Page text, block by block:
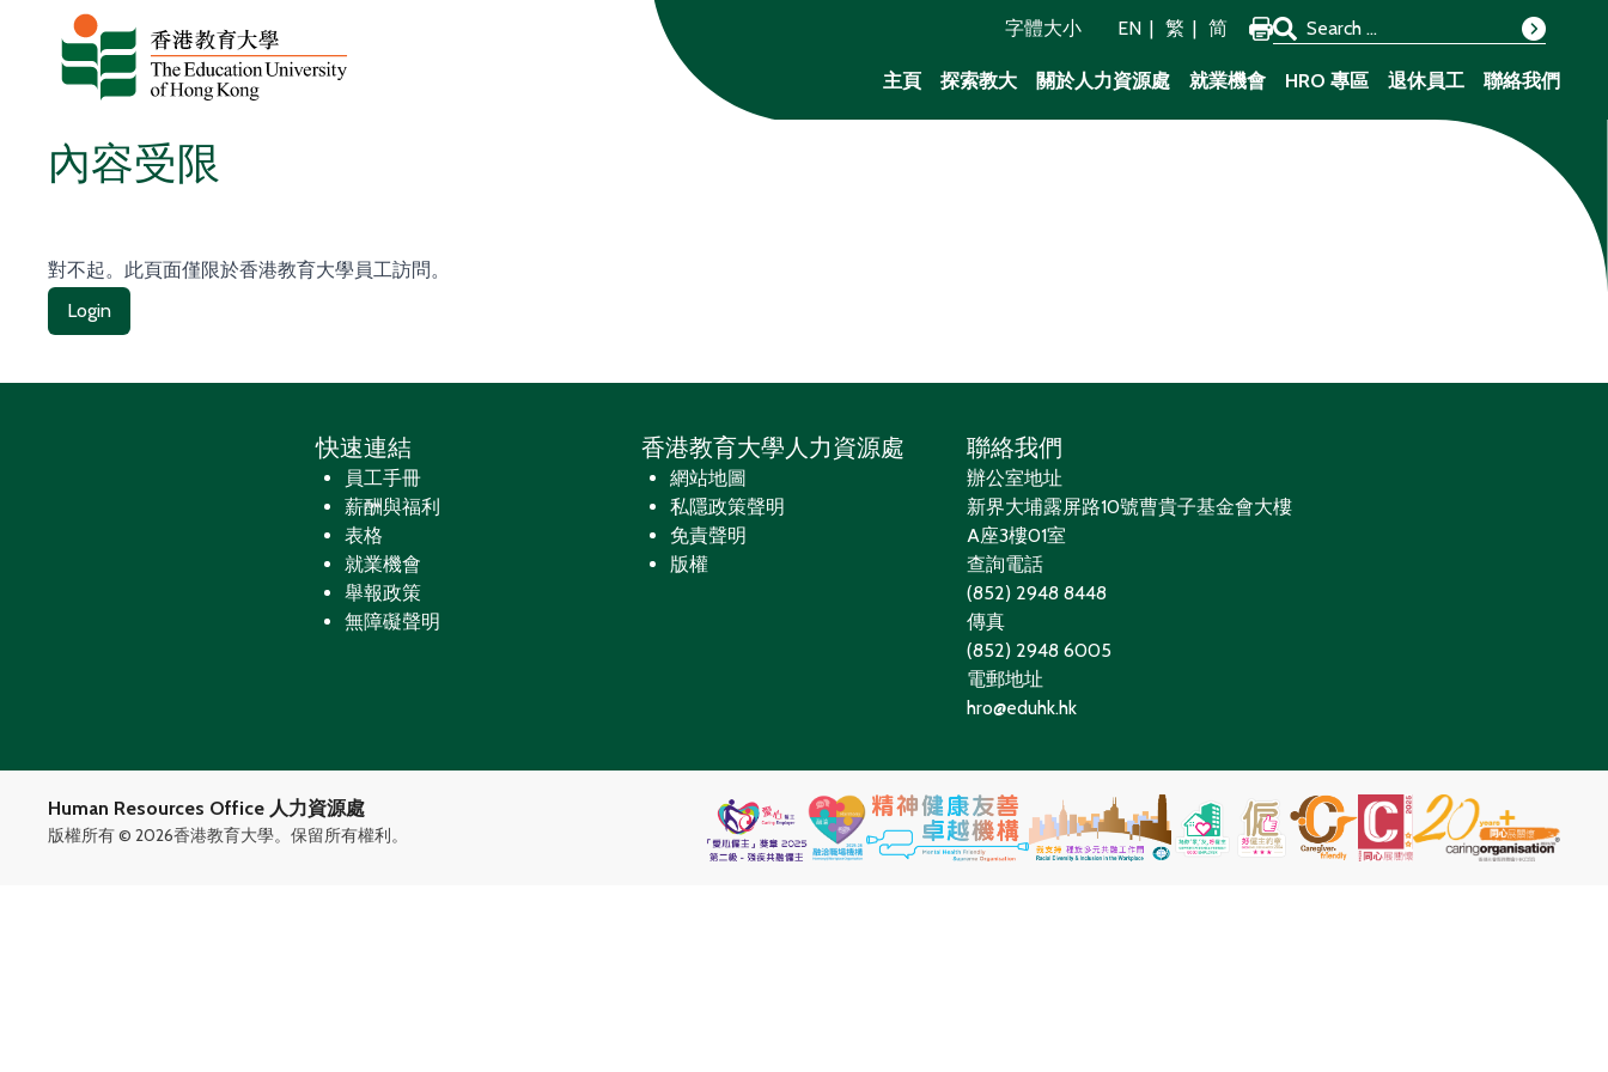
跳至主要內容
字體大小 EN 繁 简
Search for:
主頁
探索教大 關於人力資源處 就業機會 HRO 專區 退休員工 聯絡我們
內容受限
對不起。此頁面僅限於香港教育大學員工訪問。
Login
快速連結
員工手冊
薪酬與福利
表格
就業機會
舉報政策
無障礙聲明
香港教育大學人力資源處
網站地圖
私隱政策聲明
免責聲明
版權
聯絡我們
辦公室地址
新界大埔露屏路10號曹貴子基金會大樓
A座3樓01室
查詢電話
(852) 2948 8448
傳真
(852) 2948 6005
電郵地址
hro@eduhk.hk
Human Resources Office 人力資源處
版權所有 © 2026香港教育大學。保留所有權利。